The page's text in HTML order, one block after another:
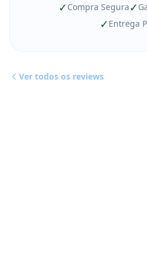
✓ Compra Segura✓
✓ Entrega
Ver todos os reviews